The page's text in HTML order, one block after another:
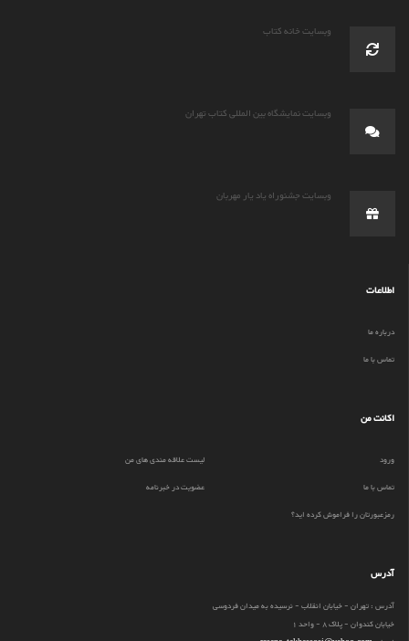
وبسایت خانه کتاب
وبسایت نمایشگاه بین المللی کتاب تهران
وبسایت جشنوراه یاد یار مهربان
اطلاعات
درباره ما
تماس با ما
اکانت من
ورود
لیست علاقه مندی های من
تماس با ما
عضویت در خبرنامه
رمزعبورتان را فراموش کرده اید؟
آدرس
آدرس : تهران - خیابان انقلاب - نرسیده به میدان فردوسی
خیابان کندوان - پلاک 8 - واحد 1